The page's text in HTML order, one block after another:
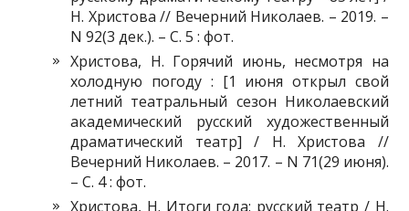
Н. Христова // Вечерний Николаев. – 2019. –
N 92(3 дек.). – С. 5 : фот.
Христова, Н. Горячий июнь, несмотря на
холодную погоду : [1 июня открыл свой
летний театральный сезон Николаевский
академический русский художественный
драматический театр] / Н. Христова //
Вечерний Николаев. – 2017. – N 71(29 июня).
– С. 4 : фот.
Христова, Н. Итоги года: русский театр / Н.